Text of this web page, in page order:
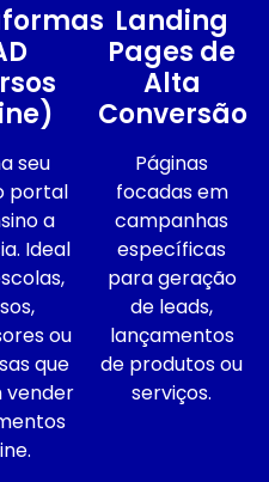
seu
portal
a
Ideal
ou
que
vender
Landing
Pages de
Alta
Conversão
Páginas
focadas em
campanhas
específicas
para geração
de leads,
lançamentos
de produtos ou
serviços.